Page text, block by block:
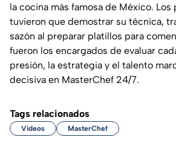
la cocina más famosa de México.
tuvieron que demostrar su técnica,
sazón al preparar platillos para
fueron los encargados de evaluar
presión, la estrategia y el talento
decisiva en MasterChef 24/7.
Tags relacionados
Videos MasterChef